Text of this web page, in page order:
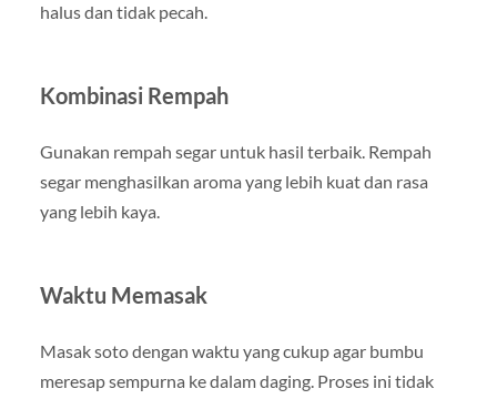
halus dan tidak pecah.
Kombinasi Rempah
Gunakan rempah segar untuk hasil terbaik. Rempah
segar menghasilkan aroma yang lebih kuat dan rasa
yang lebih kaya.
Waktu Memasak
Masak soto dengan waktu yang cukup agar bumbu
meresap sempurna ke dalam daging. Proses ini tidak